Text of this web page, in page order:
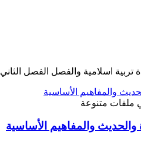
اسلامية والفصل الفصل الثاني
ملفات متنوعة
والمفاهيم الأساسية